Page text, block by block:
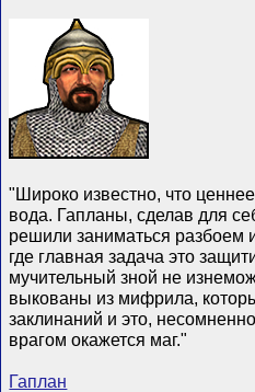
"Широко известно, что
вода. Гапланы, сделав для
решили заниматься разбоем
где главная задача это
мучительный зной не
выкованы из мифрила,
заклинаний и это,
врагом окажется маг."
Гаплан